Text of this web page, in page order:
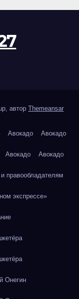
автор Themeansar
Авокадо Авокадо
Авокадо Авокадо
правообладателям
экспрессе»
Онегин